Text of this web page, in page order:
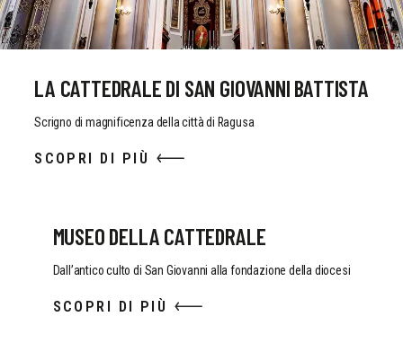
LA CATTEDRALE DI SAN GIOVANNI BATTISTA
Scrigno di magnificenza della città di Ragusa
SCOPRI DI PIÙ
MUSEO DELLA CATTEDRALE
Dall’antico culto di San Giovanni alla fondazione della diocesi
SCOPRI DI PIÙ